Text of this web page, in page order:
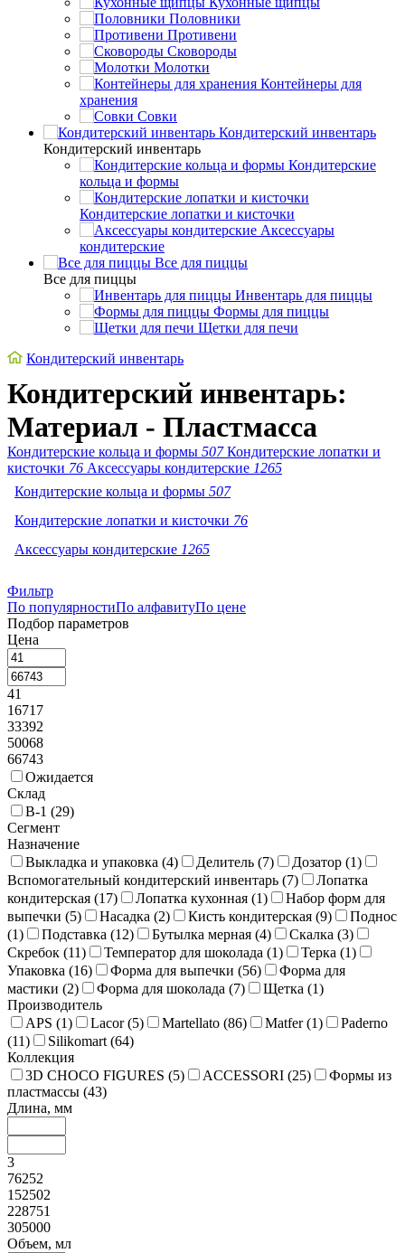
Половники
Противени
Сковороды
Молотки
Контейнеры для
хранения
Совки
Кондитерский инвентарь
Кондитерский инвентарь
Кондитерские
кольца и формы
Кондитерские лопатки и кисточки
Аксессуары
кондитерские
Все для пиццы
Все для пиццы
Инвентарь для пиццы
Формы для пиццы
Щетки для печи
Кондитерский инвентарь
Кондитерский инвентарь:
Материал - Пластмасса
Кондитерские кольца и формы 507 Кондитерские лопатки и
кисточки 76 Аксессуары кондитерские 1265
Кондитерские кольца и формы 507
Кондитерские лопатки и кисточки 76
Аксессуары кондитерские 1265
Фильтр
По популярностиПо алфавитуПо цене
Подбор параметров
Цена
41
16717
33392
50068
66743
Ожидается
Склад
В-1 (29)
Сегмент
Назначение
Выкладка и упаковка (4) Делитель (7) Дозатор (1)
Вспомогательный кондитерский инвентарь (7)
Лопатка
кондитерская (17) Лопатка кухонная (1)
Набор форм для
выпечки (5) Насадка (2) Кисть кондитерская (9)
Поднос
(1) Подставка (12) Бутылка мерная (4) Скалка (3)
Скребок (11) Температор для шоколада (1) Терка (1)
Упаковка (16) Форма для выпечки (56)
Форма для
мастики (2) Форма для шоколада (7) Щетка (1)
Производитель
APS (1) Lacor (5) Martellato (86) Matfer (1)
Paderno
(11) Silikomart (64)
Коллекция
3D CHOCO FIGURES (5) ACCESSORI (25)
Формы из
пластмассы (43)
Длина, мм
3
76252
152502
228751
305000
Объем, мл